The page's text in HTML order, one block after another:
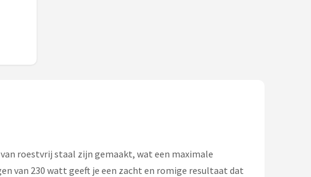
roestvrij staal zijn gemaakt, wat een maximale
van 230 watt geeft je een zacht en romige resultaat dat